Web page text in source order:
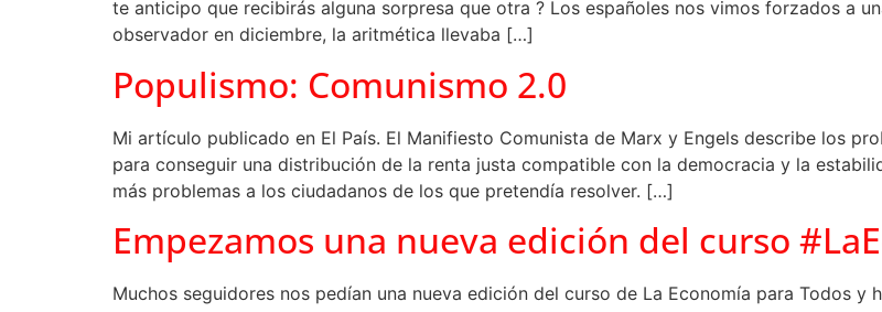
te anticipo que recibirás alguna sorpresa que otra ? Los españoles nos vimos forzados a
observador en diciembre, la aritmética llevaba […]
Populismo: Comunismo 2.0
Mi artículo publicado en El País. El Manifiesto Comunista de Marx y Engels describe los
para conseguir una distribución de la renta justa compatible con la democracia y la
más problemas a los ciudadanos de los que pretendía resolver. […]
Empezamos una nueva edición del curso
Muchos seguidores nos pedían una nueva edición del curso de La Economía para Todos